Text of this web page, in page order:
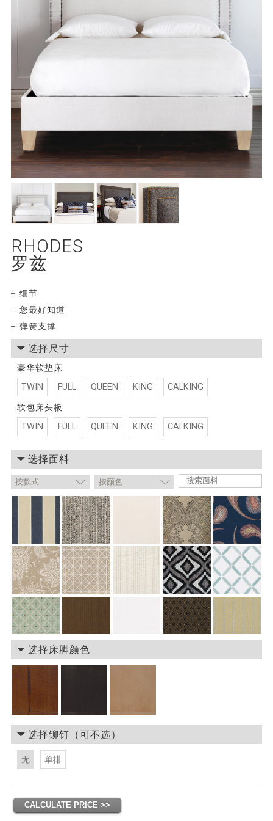
RHODES
罗兹
+ 细节
+ 您最好知道
+ 弹簧支撑
选择尺寸
豪华软垫床
TWIN
FULL QUEEN KING
CALKING
软包床头板
TWIN
FULL QUEEN KING CALKING
选择面料
选择床脚颜色
选择铆钉（可不选）
无 单排